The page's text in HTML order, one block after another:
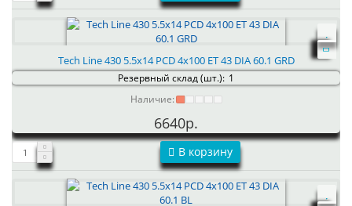
Tech Line 430 5.5x14 PCD 4x100 ET 43 DIA 60.1 GRD
Резервный склад (шт.): 1
Наличие:
6640р.
В корзину